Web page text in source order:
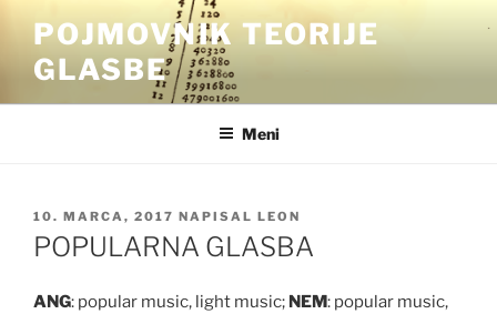
vsebino
POJMOVNIK TEORIJE
GLASBE
Meni
OBJAVLJENO
DNE
10. MARCA, 2017 NAPISAL LEON
POPULARNA GLASBA
ANG: popular music, light music; NEM: popular music,